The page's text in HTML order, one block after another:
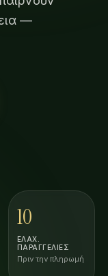
—
10
ΕΛΆΧ.
ΠΑΡΑΓΓΕΛΊΕΣ
Πριν την πληρωμή